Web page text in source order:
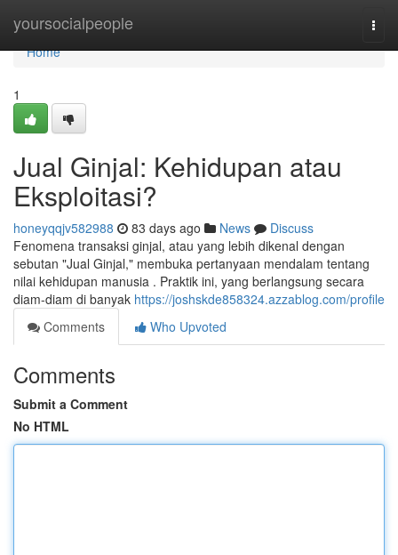
yoursocialpeople
Home
Home
1
Jual Ginjal: Kehidupan atau
Eksploitasi?
honeyqqjv582988 83 days ago News
Discuss
Fenomena transaksi ginjal, atau yang lebih dikenal dengan
sebutan "Jual Ginjal," membuka pertanyaan mendalam tentang
nilai kehidupan manusia . Praktik ini, yang berlangsung secara
diam-diam di banyak https://joshskde858324.azzablog.com/profile
Comments
Who Upvoted
Comments
Submit a Comment
No HTML